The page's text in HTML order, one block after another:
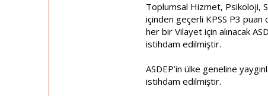
Toplumsal Hizmet, Psikoloji,
içinden geçerli KPSS P3 puan
her bir Vilayet için alınacak
istihdam edilmiştir.
ASDEP’in ülke geneline
istihdam edilmiştir.